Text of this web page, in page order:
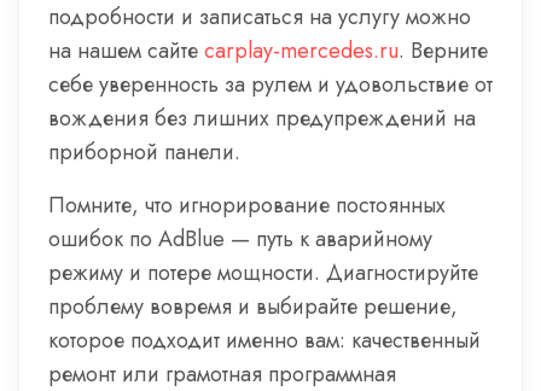
подробности и записаться на услугу можно
на нашем сайтеcarplay-mercedes.ru. Верните
себе уверенность за рулем и удовольствие от
вождения без лишних предупреждений на
приборной панели.
Помните, что игнорирование постоянных
ошибок по AdBlue — путь к аварийному
режиму и потере мощности. Диагностируйте
проблему вовремя и выбирайте решение,
которое подходит именно вам: качественный
ремонт или грамотная программная